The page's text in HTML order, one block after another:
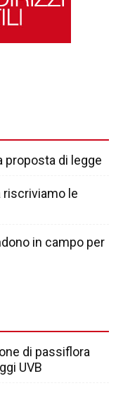
proposta di legge
riscriviamo le
in campo per
di passiflora
UVB